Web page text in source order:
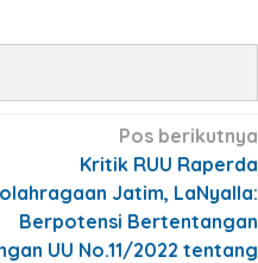
Pos berikutnya
Kritik RUU Raperda
Jatim, LaNyalla:
Berpotensi Bertentangan
UU No.11/2022 tentang